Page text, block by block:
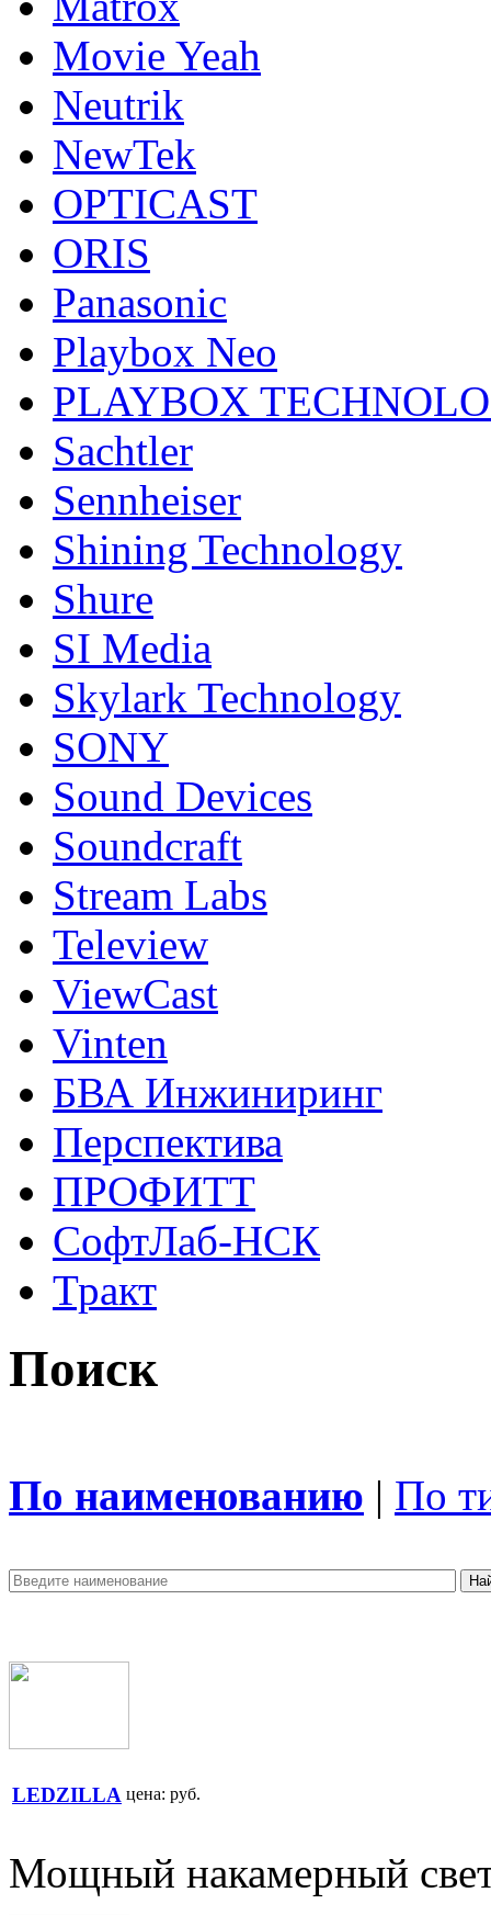
Movie Yeah
Neutrik
NewTek
OPTICAST
ORIS
Panasonic
Playbox Neo
PLAYBOX
Sachtler
Sennheiser
Shining Technology
Shure
SI Media
Skylark Technology
SONY
Sound Devices
Soundcraft
Stream Labs
Teleview
ViewCast
Vinten
БВА Инжиниринг
Перспектива
ПРОФИТТ
СофтЛаб-НСК
Тракт
Поиск
По наименованию | По
LEDZILLA цена: руб.
Мощный накамерный